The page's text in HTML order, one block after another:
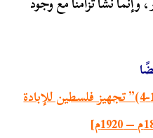
“جرائم الكيان قبل الاحتلال (1-4)” تجهيز فلسطين للإبادة